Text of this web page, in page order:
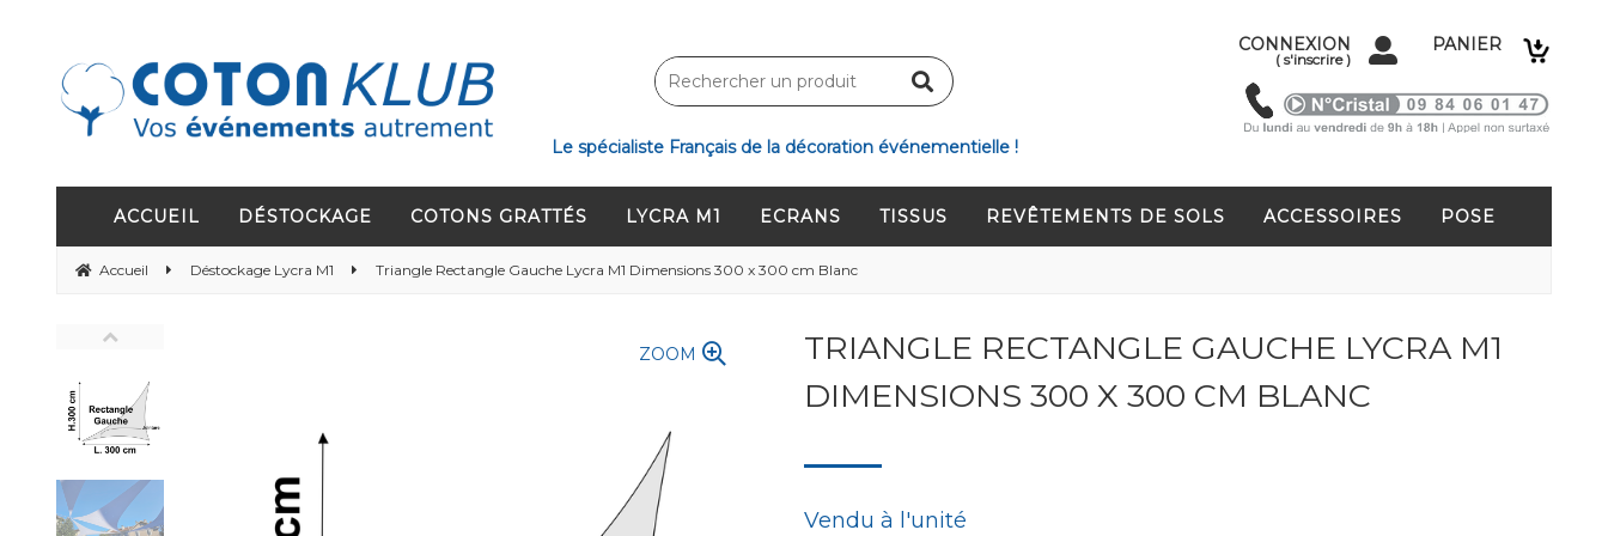
Le spécialiste Français de la décoration événementielle !
CONNEXION
( s'inscrire )
PANIER
ACCUEIL DÉSTOCKAGE COTONS GRATTÉS LYCRA M1 ECRANS TISSUS REVÊTEMENTS DE SOLS ACCESSOIRES POSE
Accueil Déstockage Lycra M1 Triangle Rectangle Gauche Lycra M1 Dimensions 300 x 300 cm Blanc
ZOOM
TRIANGLE RECTANGLE GAUCHE LYCRA M1
DIMENSIONS 300 X 300 CM BLANC
Vendu à l'unité